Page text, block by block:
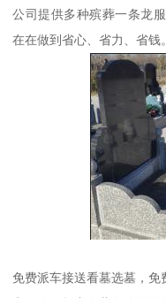
公司提供多种殡葬一条龙
在在做到省心、省力、省钱。
免费派车接送看墓选墓，免